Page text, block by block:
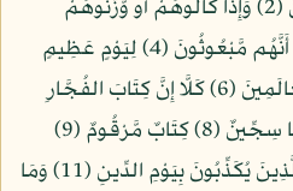
اكْتَالُواْ عَلَى النَّاسِ يَسْتَوْفُونَ (2) وَإِذَا كَالُوهُمْ أَو وَّزَنُوهُمْ
يُخْسِرُونَ (3) أَلَا يَظُنُّ أُولَئِكَ أَنَّهُم مَّبْعُوثُونَ (4) لِيَوْمٍ عَظِيمٍ
(5) يَوْمَ يَقُومُ النَّاسُ لِرَبِّ الْعَالَمِينَ (6) كَلَّا إِنَّ كِتَابَ الفُجَّارِ
لَفِي سِجِّينٍ (7) وَمَا أَدْرَاكَ مَا سِجِّينٌ (8) كِتَابٌ مَّرْقُومٌ (9)
وَيْلٌ يَوْمَئِذٍ لِّلْمُكَذِّبِينَ (10) الَّذِينَ يُكَذِّبُونَ بِيَوْمِ الدِّينِ (11) وَمَا